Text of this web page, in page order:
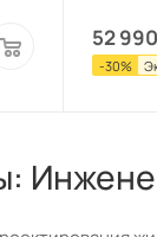
52 990
-30%